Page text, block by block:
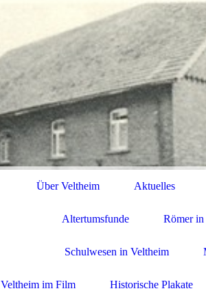
Über Veltheim Aktuelles
Altertumsfunde Römer
Schulwesen in Veltheim
Veltheim im Film Historische Plakate